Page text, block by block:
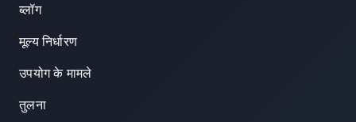
ब्लॉग
मूल्य निर्धारण
उपयोग के मामले
तुलना